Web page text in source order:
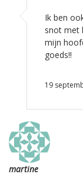
Ik ben
snot met
mijn
goeds!!
19
martine